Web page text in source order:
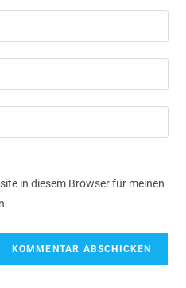
in diesem Browser für meinen